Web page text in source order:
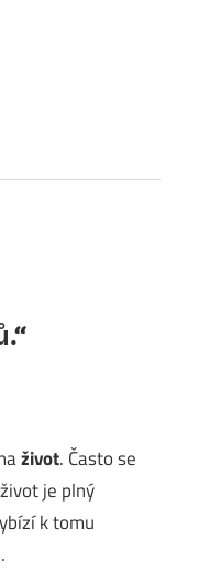
život. Často se
je plný
k tomu